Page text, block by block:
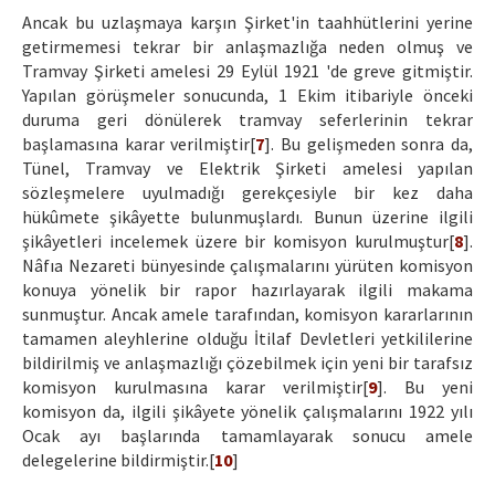
Ancak bu uzlaşmaya karşın Şirket'in taahhütlerini yerine
getirmemesi tekrar bir anlaşmazlığa neden olmuş ve
Tramvay Şirketi amelesi 29 Eylül 1921 'de greve gitmiştir.
Yapılan görüşmeler sonucunda, 1 Ekim itibariyle önceki
duruma geri dönülerek tramvay seferlerinin tekrar
başlamasına karar verilmiştir[7]. Bu gelişmeden sonra da,
Tünel, Tramvay ve Elektrik Şirketi amelesi yapılan
sözleşmelere uyulmadığı gerekçesiyle bir kez daha
hükûmete şikâyette bulunmuşlardı. Bunun üzerine ilgili
şikâyetleri incelemek üzere bir komisyon kurulmuştur[8].
Nâfıa Nezareti bünyesinde çalışmalarını yürüten komisyon
konuya yönelik bir rapor hazırlayarak ilgili makama
sunmuştur. Ancak amele tarafından, komisyon kararlarının
tamamen aleyhlerine olduğu İtilaf Devletleri yetkililerine
bildirilmiş ve anlaşmazlığı çözebilmek için yeni bir tarafsız
komisyon kurulmasına karar verilmiştir[9]. Bu yeni
komisyon da, ilgili şikâyete yönelik çalışmalarını 1922 yılı
Ocak ayı başlarında tamamlayarak sonucu amele
delegelerine bildirmiştir.[10]